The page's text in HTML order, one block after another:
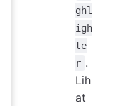
ghl
igh
te
r .
Lih
at